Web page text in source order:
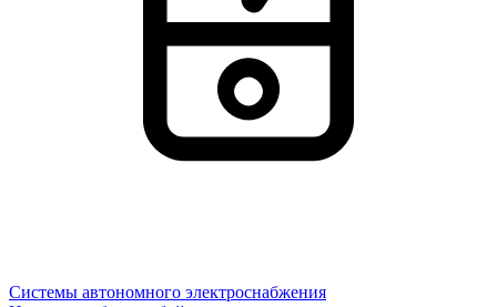
Системы автономного электроснабжения